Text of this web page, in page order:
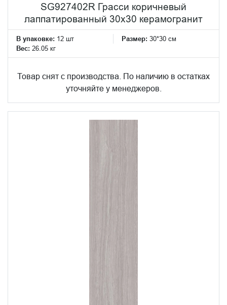
SG927402R Грасси коричневый
лаппатированный 30x30 керамогранит
В упаковке: 12 шт Размер: 30*30 см
Вес: 26.05 кг
Товар снят с производства. По наличию в остатках
уточняйте у менеджеров.